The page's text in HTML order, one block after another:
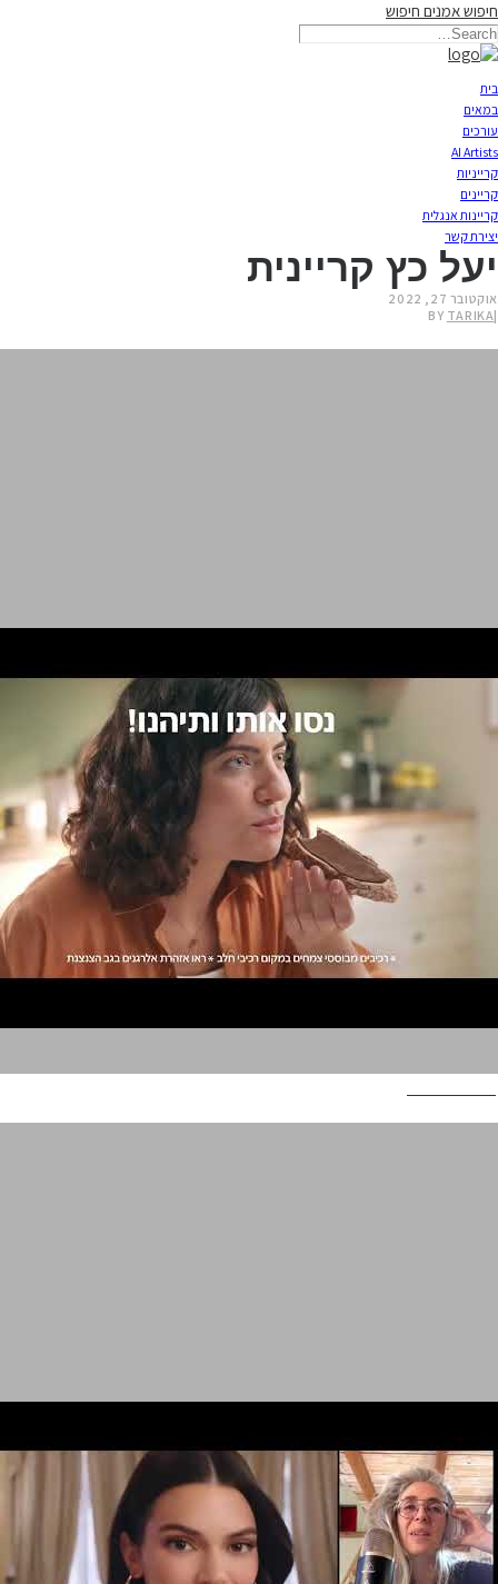
חיפוש אמנים חיפוש
בית
במאים
עורכים
AI Artists
קרייניות
קריינים
קריינות אנגלית
יצירת קשר
יעל כץ קריינית
אוקטובר 27, 2022
|
BY TARIKA